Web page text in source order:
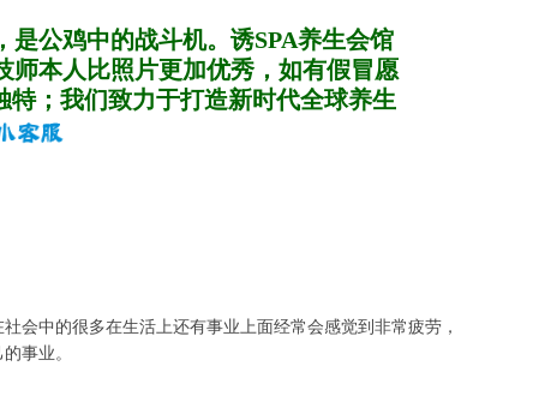
公鸡中的战斗机。诱SPA养生会馆
师本人比照片更加优秀，如有假冒愿
特；我们致力于打造新时代全球养生
会中的很多在生活上还有事业上面经常会感觉到非常疲劳，
事业。